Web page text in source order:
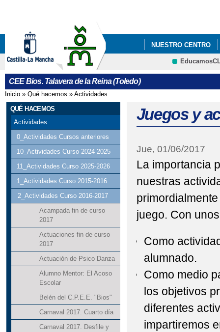
NUESTRO CENTRO
CEE Bios. Talavera de la Reina (Toledo)
Se encuentra usted aquí
Inicio » Qué hacemos » Actividades
QUÉ HACEMOS
Actividades
0_Actividades Cursos anteriores
10_Actividades Curso 2024-2025
11_Actividades Curso 2025-2026
1_Actividades Curso 2015-2016
2_Actividades Curso 2016-2017
Acampada fin de curso
2017
Actuaciones fin de curso
2017
Actuación de Psico Danza
Alumno Mentor: El Acoso
Escolar
Belén del C.P.E.E. "Bios"
Carnaval 2017. Cuarto día
Carnaval 2017. Desfile y
Juegos y
Jue, 01/06/2017
La importancia
nuestras
juego. Con
Como
alumnado.
Como medio
los objetivos
diferentes
impartiremos